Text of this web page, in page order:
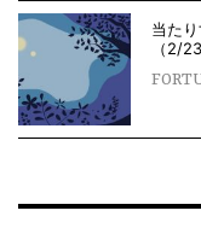
当た
（2/